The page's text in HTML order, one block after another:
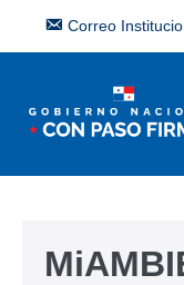
Correo